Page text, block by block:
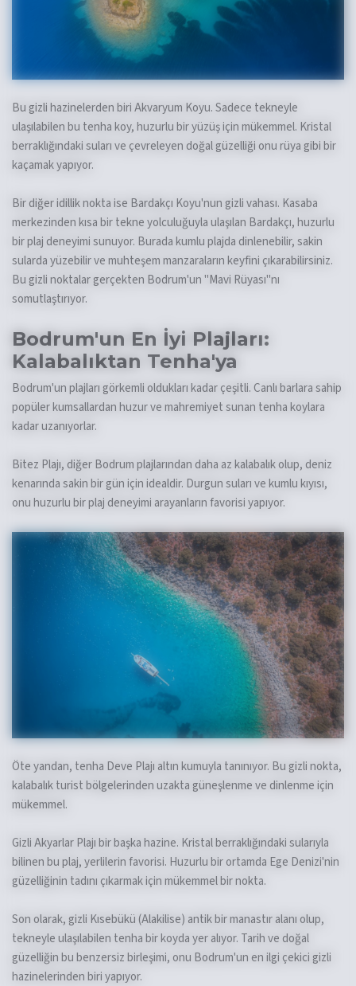
Bu gizli hazinelerden biri Akvaryum Koyu. Sadece tekneyle
ulaşılabilen bu tenha koy, huzurlu bir yüzüş için mükemmel. Kristal
berraklığındaki suları ve çevreleyen doğal güzelliği onu rüya gibi bir
kaçamak yapıyor.
Bir diğer idillik nokta ise Bardakçı Koyu'nun gizli vahası. Kasaba
merkezinden kısa bir tekne yolculuğuyla ulaşılan Bardakçı, huzurlu
bir plaj deneyimi sunuyor. Burada kumlu plajda dinlenebilir, sakin
sularda yüzebilir ve muhteşem manzaraların keyfini çıkarabilirsiniz.
Bu gizli noktalar gerçekten Bodrum'un "Mavi Rüyası"nı
somutlaştırıyor.
Bodrum'un En İyi Plajları:
Kalabalıktan Tenha'ya
Bodrum'un plajları görkemli oldukları kadar çeşitli. Canlı barlara sahip
popüler kumsallardan huzur ve mahremiyet sunan tenha koylara
kadar uzanıyorlar.
Bitez Plajı, diğer Bodrum plajlarından daha az kalabalık olup, deniz
kenarında sakin bir gün için idealdir. Durgun suları ve kumlu kıyısı,
onu huzurlu bir plaj deneyimi arayanların favorisi yapıyor.
Öte yandan, tenha Deve Plajı altın kumuyla tanınıyor. Bu gizli nokta,
kalabalık turist bölgelerinden uzakta güneşlenme ve dinlenme için
mükemmel.
Gizli Akyarlar Plajı bir başka hazine. Kristal berraklığındaki sularıyla
bilinen bu plaj, yerlilerin favorisi. Huzurlu bir ortamda Ege Denizi'nin
güzelliğinin tadını çıkarmak için mükemmel bir nokta.
Son olarak, gizli Kısebükü (Alakilise) antik bir manastır alanı olup,
tekneyle ulaşılabilen tenha bir koyda yer alıyor. Tarih ve doğal
güzelliğin bu benzersiz birleşimi, onu Bodrum'un en ilgi çekici gizli
hazinelerinden biri yapıyor.